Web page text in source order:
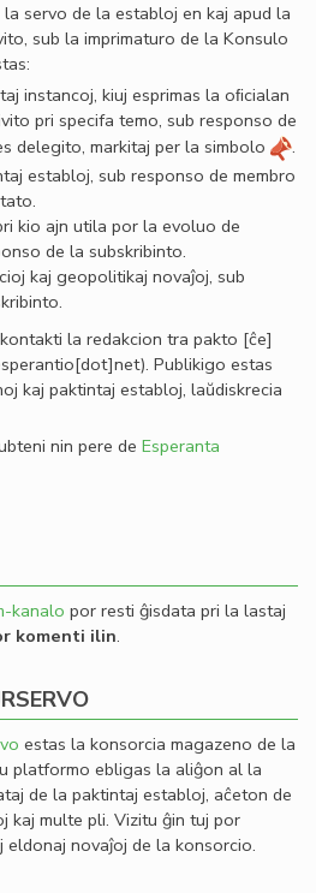
servo de la establoj en kaj apud la
sub la imprimaturo de la Konsulo
instancoj, kiuj esprimas la oﬁcialan
pri specifa temo, sub responso de
delegito, markitaj per la simbolo
.
establoj, sub responso de membro
kio ajn utila por la evoluo de
de la subskribinto.
kaj geopolitikaj novaĵoj, sub
la redakcion tra pakto [ĉe]
. Publikigo estas
kaj paktintaj establoj, laŭdiskrecia
nin pere de Esperanta
kanalo por resti ĝisdata pri la lastaj
komenti ilin.
estas la konsorcia magazeno de la
platformo ebligas la aliĝon al la
de la paktintaj establoj, aĉeton de
kaj multe pli. Vizitu ĝin tuj por
eldonaj novaĵoj de la konsorcio.